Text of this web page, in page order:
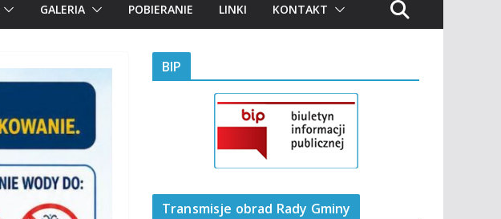
GALERIA POBIERANIE LINKI KONTAKT
BIP
Transmisje obrad Rady Gminy